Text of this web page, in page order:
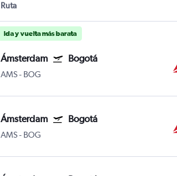
Ruta
Ida y vuelta más barata
Ámsterdam Bogotá
AMS- BOG
Ámsterdam Bogotá
AMS- BOG